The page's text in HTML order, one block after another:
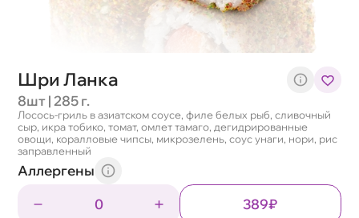
Шри Ланка
8шт | 285 г.
Лосось-гриль в азиатском соусе, филе белых рыб, сливочный
сыр, икра тобико, томат, омлет тамаго, дегидрированные
овощи, коралловые чипсы, микрозелень, соус унаги, нори, рис
заправленный
Аллергены
0
389₽